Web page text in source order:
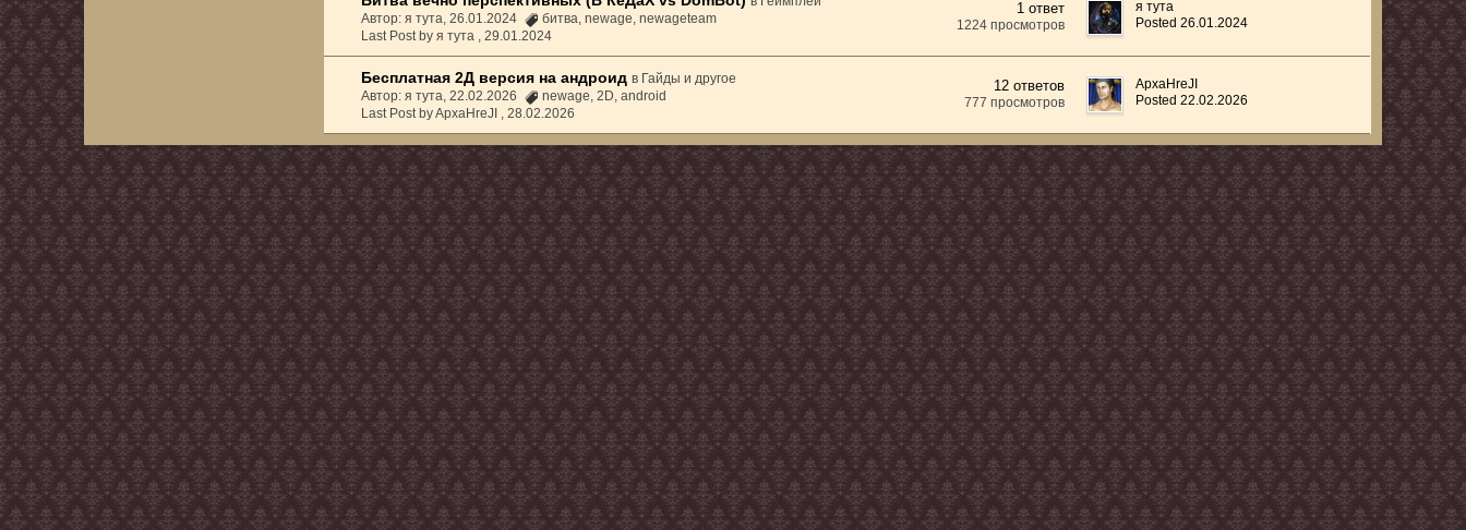
Автор: я тута, 26.01.2024
битва,newage,newageteam
Last Post by я тута ,29.01.2024
1 ответ
1224 просмотров
я тута
Posted 26.01.2024
Бесплатная 2Д версия на андроид в Гайды и другое
Автор: я тута, 22.02.2026
newage,2D,android
Last Post by ApxaHreJI ,28.02.2026
12 ответов
777 просмотров
ApxaHreJI
Posted 22.02.2026